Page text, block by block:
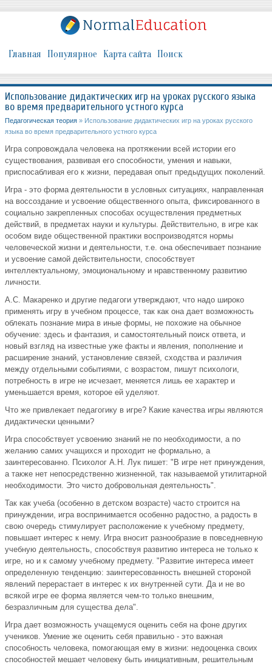
Главная Популярное Карта сайта Поиск
Использование дидактических игр на уроках русского языка
во время предварительного устного курса
Педагогическая теория » Использование дидактических игр на уроках русского
языка во время предварительного устного курса
Игра сопровождала человека на протяжении всей истории его
существования, развивая его способности, умения и навыки,
приспосабливая его к жизни, передавая опыт предыдущих поколений.
Игра - это форма деятельности в условных ситуациях, направленная
на воссоздание и усвоение общественного опыта, фиксированного в
социально закрепленных способах осуществления предметных
действий, в предметах науки и культуры. Действительно, в игре как
особом виде общественной практики воспроизводятся нормы
человеческой жизни и деятельности, т.е. она обеспечивает познание
и усвоение самой действительности, способствует
интеллектуальному, эмоциональному и нравственному развитию
личности.
А.С. Макаренко и другие педагоги утверждают, что надо широко
применять игру в учебном процессе, так как она дает возможность
облекать познание мира в иные формы, не похожие на обычное
обучение: здесь и фантазия, и самостоятельный поиск ответа, и
новый взгляд на известные уже факты и явления, пополнение и
расширение знаний, установление связей, сходства и различия
между отдельными событиями, с возрастом, пишут психологи,
потребность в игре не исчезает, меняется лишь ее характер и
уменьшается время, которое ей уделяют.
Что же привлекает педагогику в игре? Какие качества игры являются
дидактически ценными?
Игра способствует усвоению знаний не по необходимости, а по
желанию самих учащихся и проходит не формально, а
заинтересованно. Психолог А.Н. Лук пишет: "В игре нет принуждения,
а также нет непосредственно жизненной, так называемой утилитарной
необходимости. Это чисто добровольная деятельность".
Так как учеба (особенно в детском возрасте) часто строится на
принуждении, игра воспринимается особенно радостно, а радость в
свою очередь стимулирует расположение к учебному предмету,
повышает интерес к нему. Игра вносит разнообразие в повседневную
учебную деятельность, способствуя развитию интереса не только к
игре, но и к самому учебному предмету. "Развитие интереса имеет
определенную тенденцию: заинтересованность внешней стороной
явлений перерастает в интерес к их внутренней сути. Да и не во
всякой игре ее форма является чем-то только внешним,
безразличным для существа дела".
Игра дает возможность учащемуся оценить себя на фоне других
учеников. Умение же оценить себя правильно - это важная
способность человека, помогающая ему в жизни: недооценка своих
способностей мешает человеку быть инициативным, решительным